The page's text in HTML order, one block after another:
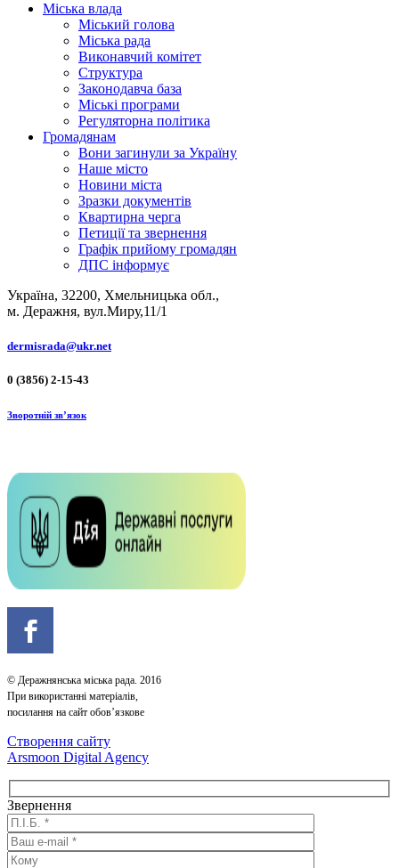
Міська влада
Міський голова
Міська рада
Виконавчий комітет
Структура
Законодавча база
Міські програми
Регуляторна політика
Громадянам
Вони загинули за Україну
Наше місто
Новини міста
Зразки документів
Квартирна черга
Петиції та звернення
Графік прийому громадян
ДПС інформує
Україна, 32200, Хмельницька обл.,
м. Деражня, вул.Миру,11/1
dermisrada@ukr.net
0 (3856) 2-15-43
Зворотній зв’язок
© Деражнянська міська рада. 2016
При використанні матеріалів,
посилання на сайт обов’язкове
Створення сайту
Arsmoon Digital Agency
Звернення